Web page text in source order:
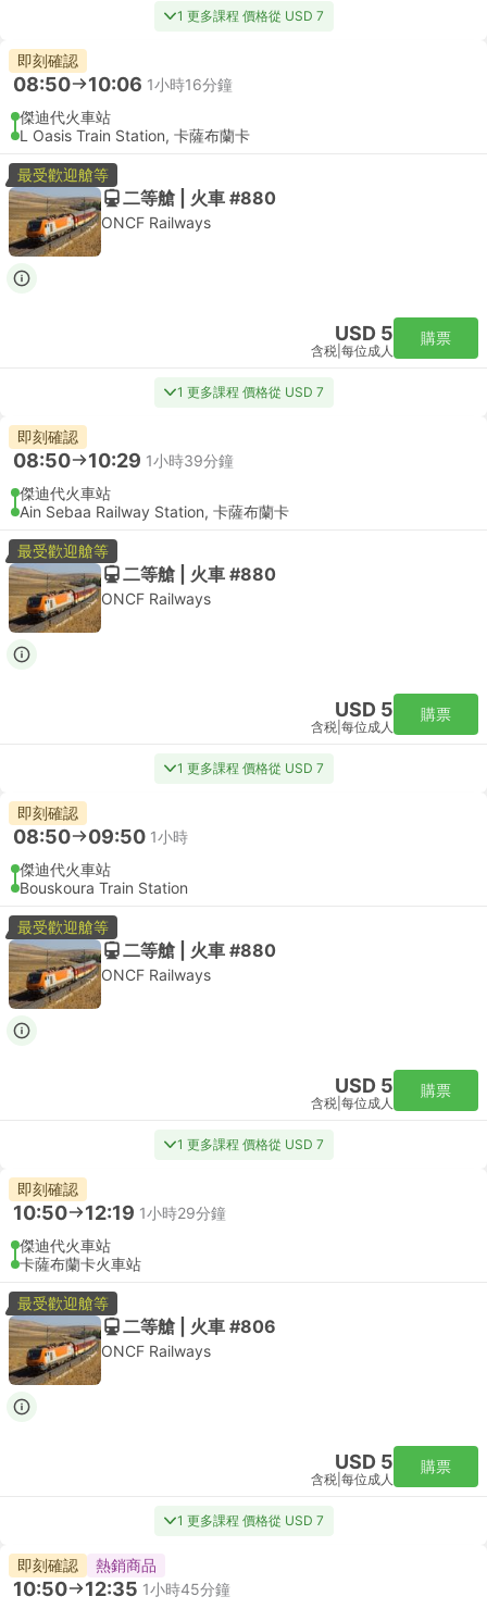
1 更多課程 價格從 USD 7
即刻確認
08:50 10:06 1小時16分鐘
傑迪代火車站
L Oasis Train Station, 卡薩布蘭卡
最受歡迎艙等
二等艙 | 火車 #880
ONCF Railways
USD 5
含税 每位成人
購票
1 更多課程 價格從 USD 7
即刻確認
08:50 10:29 1小時39分鐘
傑迪代火車站
Ain Sebaa Railway Station, 卡薩布蘭卡
最受歡迎艙等
二等艙 | 火車 #880
ONCF Railways
USD 5
含税 每位成人
購票
1 更多課程 價格從 USD 7
即刻確認
08:50 09:50 1小時
傑迪代火車站
Bouskoura Train Station
最受歡迎艙等
二等艙 | 火車 #880
ONCF Railways
USD 5
含税 每位成人
購票
1 更多課程 價格從 USD 7
即刻確認
10:50 12:19 1小時29分鐘
傑迪代火車站
卡薩布蘭卡火車站
最受歡迎艙等
二等艙 | 火車 #806
ONCF Railways
USD 5
含税 每位成人
購票
1 更多課程 價格從 USD 7
即刻確認 熱銷商品
10:50 12:35 1小時45分鐘